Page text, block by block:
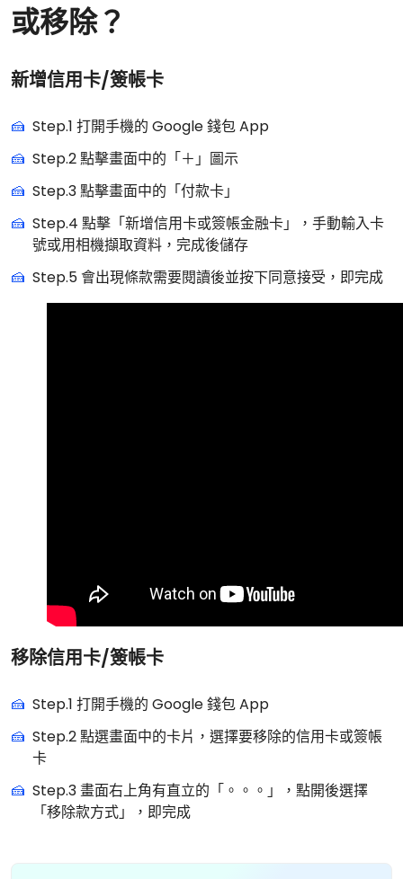
或移除？
新增信用卡/簽帳卡
Step.1 打開手機的 Google 錢包 App
Step.2 點擊畫面中的「＋」圖示
Step.3 點擊畫面中的「付款卡」
Step.4 點擊「新增信用卡或簽帳金融卡」，手動輸入卡
號或用相機擷取資料，完成後儲存
Step.5 會出現條款需要閱讀後並按下同意接受，即完成
移除信用卡/簽帳卡
Step.1 打開手機的 Google 錢包 App
Step.2 點選畫面中的卡片，選擇要移除的信用卡或簽帳
卡
Step.3 畫面右上角有直立的「。。。」，點開後選擇
「移除款方式」，即完成